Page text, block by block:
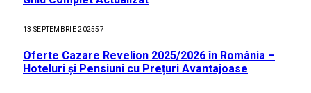
13 SEPTEMBRIE 202557
Oferte Cazare Revelion 2025/2026 în România –
Hoteluri și Pensiuni cu Prețuri Avantajoase